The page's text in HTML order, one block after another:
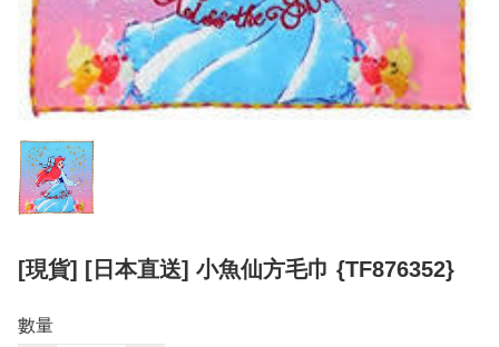
[現貨] [日本直送] 小魚仙方毛巾 {TF876352}
數量